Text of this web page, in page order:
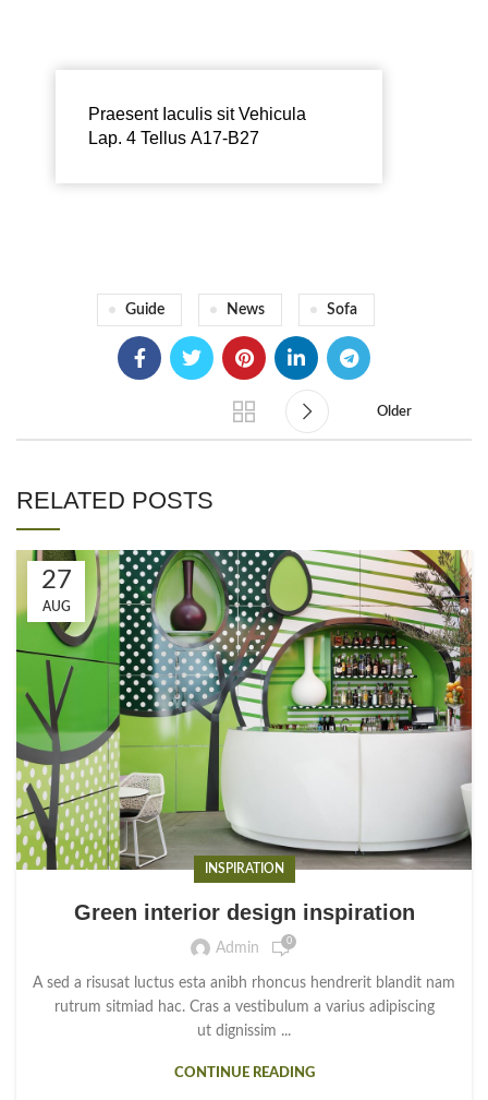
Praesent Iaculis sit Vehicula
Lap. 4 Tellus A17-B27
Guide News Sofa
Older
RELATED POSTS
27
AUG
INSPIRATION
Green interior design inspiration
Admin 0
A sed a risusat luctus esta anibh rhoncus hendrerit blandit nam
rutrum sitmiad hac. Cras a vestibulum a varius adipiscing
ut dignissim ...
CONTINUE READING